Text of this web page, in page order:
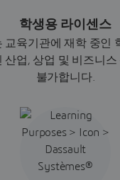
학생용 라이센스
교육기관에 재학 중인
산업, 상업 및 비즈니
불가합니다.